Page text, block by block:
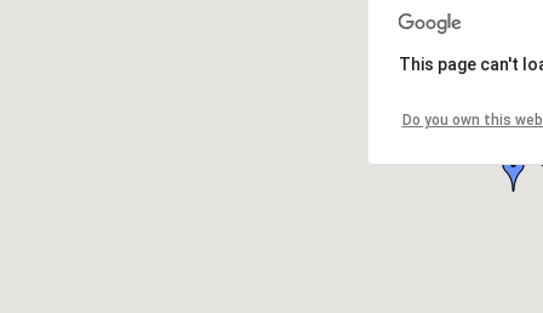
This page can't
Do you own this